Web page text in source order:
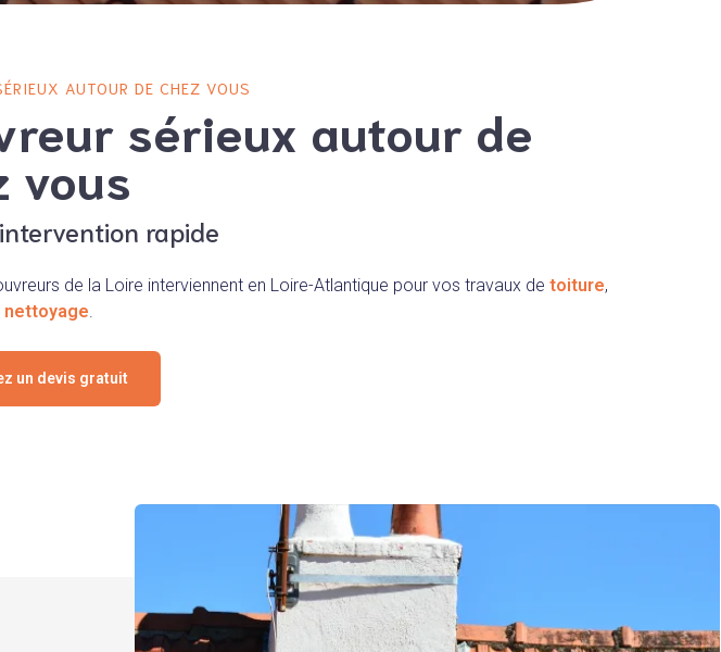
AUTOUR DE CHEZ VOUS
sérieux autour de
vous
rapide
de la Loire interviennent en Loire-Atlantique pour vos travaux de toiture,
nettoyage
un devis gratuit